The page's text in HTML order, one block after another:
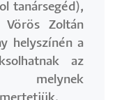
tanársegéd),
Vörös Zoltán
helyszínén a
az
melynek